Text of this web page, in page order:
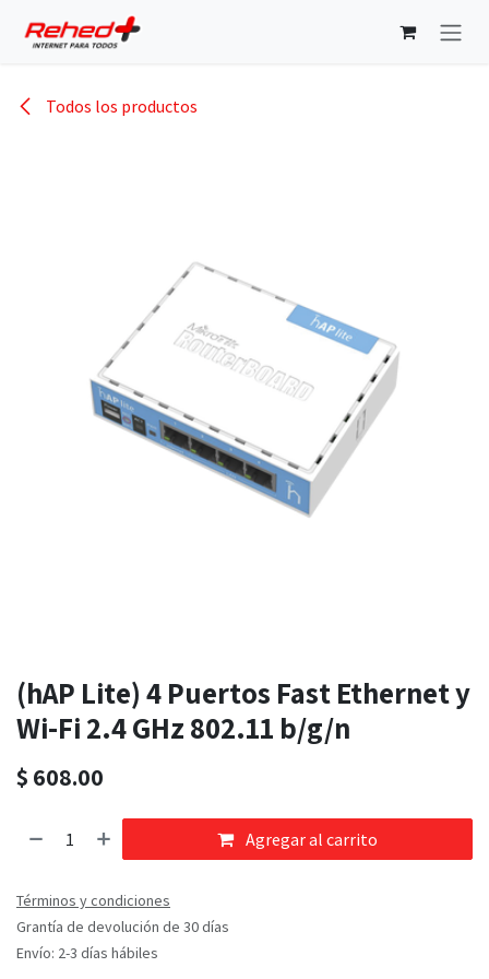
Todos los productos
(hAP Lite) 4 Puertos Fast Ethernet y
Wi-Fi 2.4 GHz 802.11 b/g/n
$ 608.00
Agregar al carrito
Términos y condiciones
Grantía de devolución de 30 días
Envío: 2-3 días hábiles